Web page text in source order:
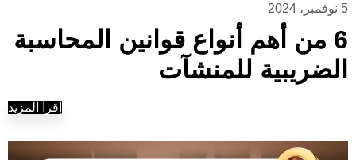
5 نوفمبر، 2024
6 من أهم أنواع قوانين المحاسبة
الضريبية للمنشآت
إقرأ المزيد